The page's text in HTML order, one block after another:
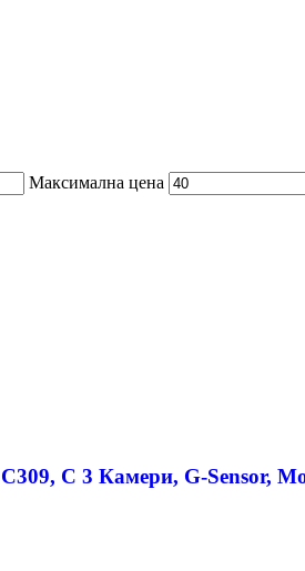
Максимална цена
С 3 Камери, G-Sensor,